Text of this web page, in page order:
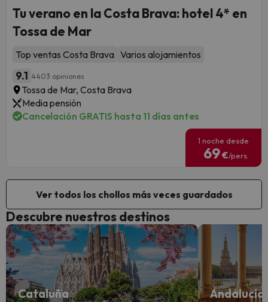
Tu verano en la Costa Brava: hotel 4* en
Tossa de Mar
Top ventas Costa Brava Varios alojamientos
9.1 4403 opiniones
Tossa de Mar, Costa Brava
Media pensión
Cancelación GRATIS hasta 11 días antes
1 noche desde
69€/pers.
Ver todos los chollos más veces guardados
Descubre nuestros destinos
Cataluña Andalucía